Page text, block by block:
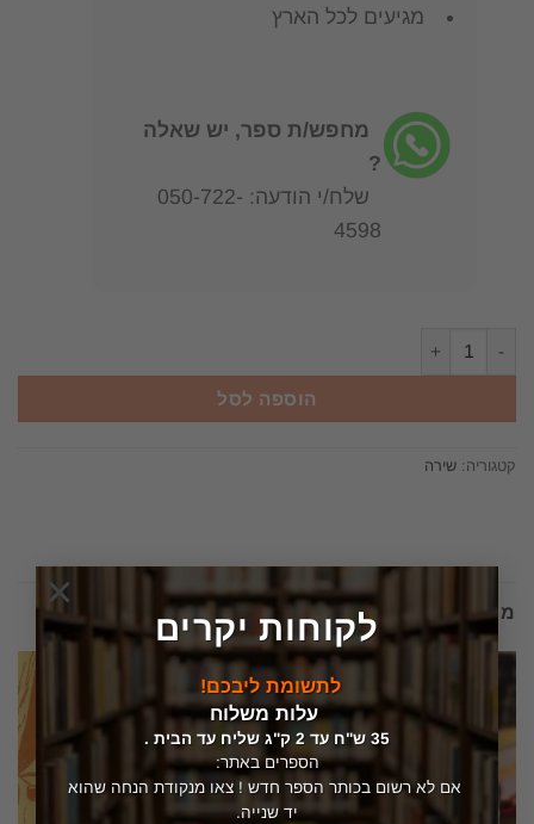
לקוחות יקרים
לתשומת ליבכם!
עלות משלוח
35 ש"ח עד 2 ק"ג שליח עד הבית .
הספרים באתר:
אם לא רשום בכותר הספר חדש ! צאו מנקודת הנחה שהוא
יד שנייה.
×
מגיעים לכל הארץ
מחפש/ת ספר, יש שאלה
?
שלח/י הודעה: 050-722-
4598
הוספה לסל
קטגוריה: שירה
מוצרים קשורים